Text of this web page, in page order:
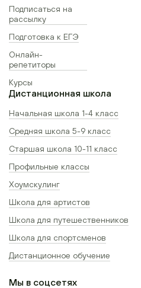
Подписаться на
рассылку
Подготовка к ЕГЭ
Онлайн-
репетиторы
Курсы
Дистанционная школа
Начальная школа 1-4 класс
Средняя школа 5-9 класс
Старшая школа 10-11 класс
Профильные классы
Хоумскулинг
Школа для артистов
Школа для путешественников
Школа для спортсменов
Дистанционное обучение
Мы в соцсетях